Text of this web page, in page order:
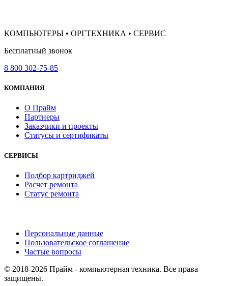
КОМПЬЮТЕРЫ • ОРГТЕХНИКА • СЕРВИС
Бесплатный звонок
8 800 302-75-85
КОМПАНИЯ
О Прайм
Партнеры
Заказчики и проекты
Статусы и сертификаты
СЕРВИСЫ
Подбор картриджей
Расчет ремонта
Статус ремонта
Персональные данные
Пользовательское соглашение
Частые вопросы
© 2018-2026 Прайм - компьютерная техника. Все права
защищены.